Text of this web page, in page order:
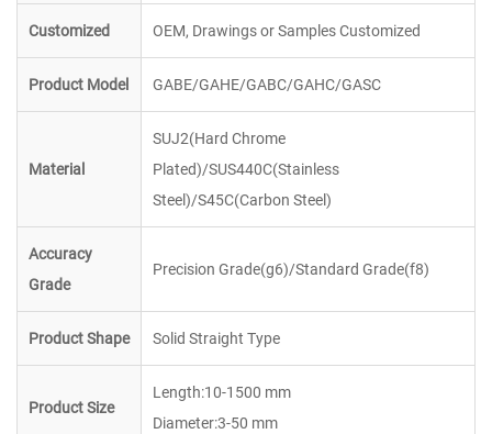
Customized OEM, Drawings or Samples Customized
Product Model GABE/GAHE/GABC/GAHC/GASC
Material
SUJ2(Hard Chrome
Plated)/SUS440C(Stainless
Steel)/S45C(Carbon Steel)
Accuracy
Grade
Precision Grade(g6)/Standard Grade(f8)
Product Shape Solid Straight Type
Product Size
Length:10-1500 mm
Diameter:3-50 mm